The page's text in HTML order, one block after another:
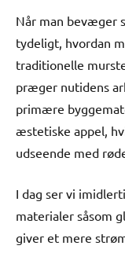
Når man bevæger
tydeligt, hvordan
traditionelle
præger nutidens
primære
æstetiske appel,
udseende med
I dag ser vi
materialer såsom
giver et mere